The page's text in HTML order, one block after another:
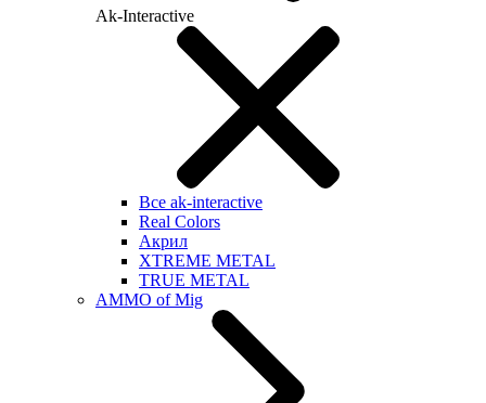
Ak-Interactive
Все ak-interactive
Real Colors
Акрил
XTREME METAL
TRUE METAL
AMMO of Mig